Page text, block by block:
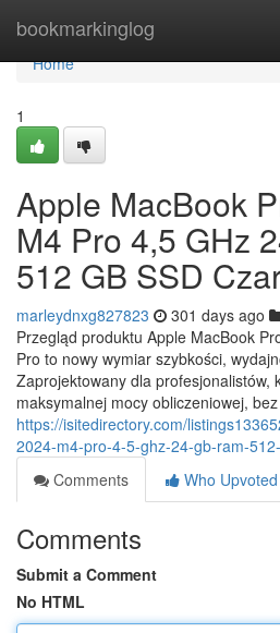
bookmarkinglog
Home
Home
1
Apple MacBook
M4 Pro 4,5 GHz
512 GB SSD
marleydnxg827823 301 days ago
Przegląd produktu Apple MacBook
Pro to nowy wymiar szybkości,
Zaprojektowany dla profesjonalistów,
maksymalnej mocy obliczeniowej,
https://isitedirectory.com/
2024-m4-pro-4-5-ghz-24-gb-ram-
Comments
Who Upvoted
Comments
Submit a Comment
No HTML